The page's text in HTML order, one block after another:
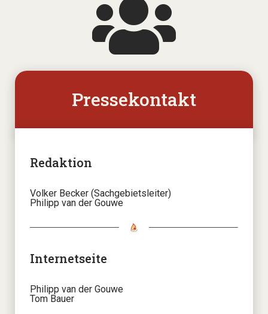
Pressekontakt
Redaktion
Volker Becker (Sachgebietsleiter)
Philipp van der Gouwe
Internetseite
Philipp van der Gouwe
Tom Bauer